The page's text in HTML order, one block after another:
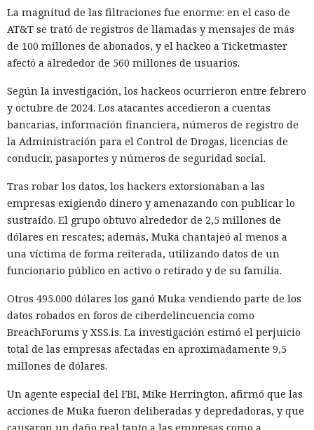
exportación de drones a EE. UU., calificándolas como
respuesta a las recientes medidas de Washington contra el
acceso de empresas chinas al mercado estadounidense. El
regulador no precisó si estas acciones están relacionadas
La presión sobre la compañía no es nueva: ya en enero se
recomendó a las organizaciones chinas que renunciaran al
software de más de una decena de desarrolladores
estadounidenses e israelíes de soluciones de
por cierto, se especializa en protección de redes y en la
nube, y tiene oficinas en Pekín, Shanghái, Cantón,
Shenzhen y Macao.
Un escenario similar ya se desarrolló con el fabricante de
chips de memoria Micron Technology. En 2023, la
los productos de la compañía no superaron la revisión y
prohibió a los operadores de infraestructura crítica del país
su adquisición. Como resultado, Micron no pudo restablecer
su negocio y en otoño de 2025 suspendió por completo las
entregas de chips para servidores a los centros de datos
y móvil.
La magnitud de las filtraciones fue enorme: en el caso de
AT&T se trató de registros de llamadas y mensajes de más
de 100 millones de abonados, y el hackeo a Ticketmaster
afectó a alrededor de 560 millones de usuarios.
Según la investigación, los hackeos ocurrieron entre febrero
y octubre de 2024. Los atacantes accedieron a cuentas
bancarias, información financiera, números de registro de
la Administración para el Control de Drogas, licencias de
conducir, pasaportes y números de seguridad social.
Tras robar los datos, los hackers extorsionaban a las
empresas exigiendo dinero y amenazando con publicar lo
sustraído. El grupo obtuvo alrededor de 2,5 millones de
dólares en rescates; además, Muka chantajeó al menos a
una víctima de forma reiterada, utilizando datos de un
funcionario público en activo o retirado y de su familia.
Otros 495.000 dólares los ganó Muka vendiendo parte de los
datos robados en foros de ciberdelincuencia como
BreachForums y XSS.is. La investigación estimó el perjuicio
total de las empresas afectadas en aproximadamente 9,5
millones de dólares.
Un agente especial del FBI, Mike Herrington, afirmó que las
acciones de Muka fueron deliberadas y depredadoras, y que